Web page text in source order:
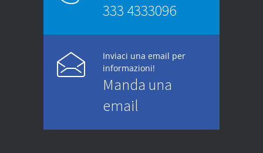
333 4333096
Inviaci una email per
informazioni!
Manda una
email